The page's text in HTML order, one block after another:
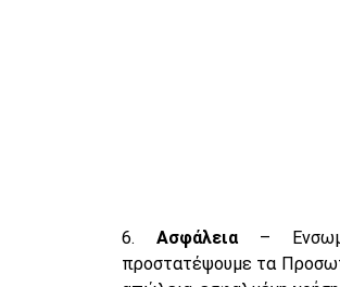
6. Ασφάλεια –
προστατέψουμε τα